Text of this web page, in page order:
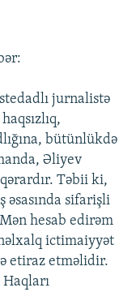
jurnalistə
bütünlükdə
Əliyev
Təbii ki,
əsasında sifarişli
hesab edirəm
ictimaiyyət
etiraz etməlidir.